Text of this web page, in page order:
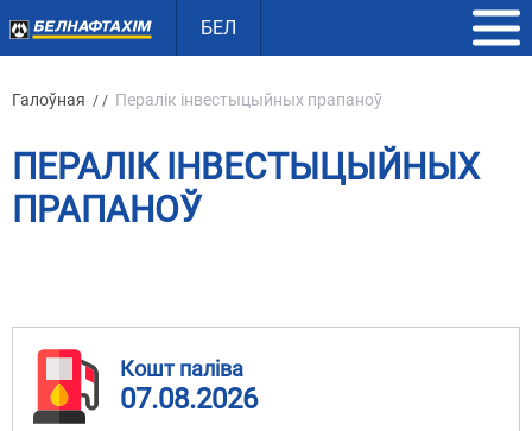
БЕЛ
Галоўная / / Пералік інвестыцыйных прапаноў
ПЕРАЛІК ІНВЕСТЫЦЫЙНЫХ
ПРАПАНОЎ
Кошт паліва
07.08.2026